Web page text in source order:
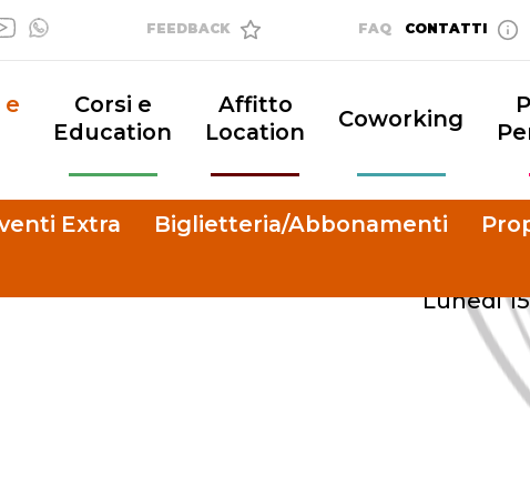
FEEDBACK FAQ CONTATTI
Extra Biglietteria/Abbonamenti
Corsi e
Education
Affitto
Location
Coworking
Lunedi